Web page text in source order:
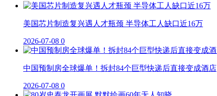
美国芯片制造复兴遇人才瓶颈 半导体工人缺口近16万
2026-07-08 0
中国预制房全球爆单！拆封84个巨型快递后直接变成酒店
2026-07-08 0